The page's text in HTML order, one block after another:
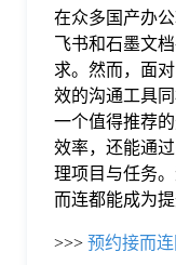
在众多国产办公
飞书和石墨文
求。然而，面
效的沟通工具
一个值得推荐
效率，还能通
理项目与任务
而连都能成为
>>> 预约接而